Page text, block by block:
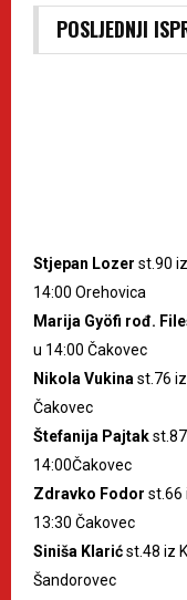
POSLJEDNJI
Stjepan Lozer st.90
14:00 Orehovica
Marija Gyöfi rođ.
u 14:00 Čakovec
Nikola Vukina st.76
Čakovec
Štefanija Pajtak
14:00Čakovec
Zdravko Fodor st.66
13:30 Čakovec
Siniša Klarićst.48 iz
Šandorovec